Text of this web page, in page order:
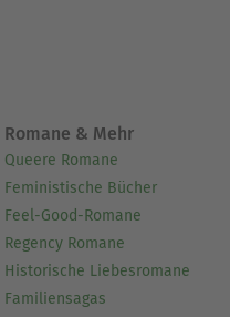
an offer for all.
ist emeritierter
an der
zu den
in
und
Romane & Mehr
Queere Romane
Feministische Bücher
Feel-Good-Romane
Regency Romane
Historische Liebesromane
Familiensagas